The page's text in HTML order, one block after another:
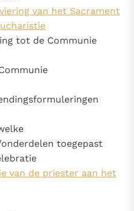
van het Sacrament
tot de Communie
toegepast
van de priester aan het